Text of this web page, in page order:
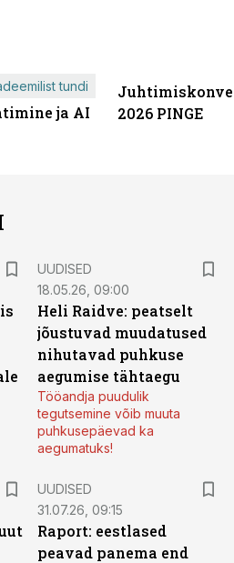
ja AI
tundi
2026 PINGE
UUDISED
18.05.26, 09:00
Heli Raidve: peatselt
jõustuvad muudatused
nihutavad puhkuse
aegumise tähtaegu
Tööandja puudulik
tegutsemine võib muuta
puhkusepäevad ka
aegumatuks!
UUDISED
31.07.26, 09:15
Raport: eestlased
peavad panema end